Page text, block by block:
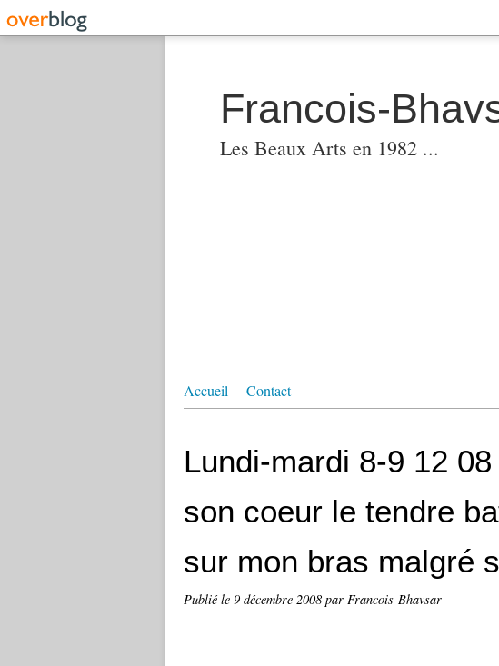
Francois-
Les Beaux Arts en 1982 ...
Accueil Contact
Lundi-mardi 8-9 12
son coeur le tendre
sur mon bras malgré
Publié le 9 décembre 2008 par Francois-Bhavsar